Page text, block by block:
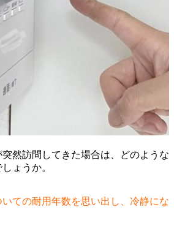
然訪問してきた場合は、どのような
ょうか。
ての耐用年数を思い出し、冷静にな